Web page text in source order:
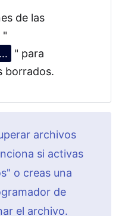
de las
"
" para
borrados.
archivos
si activas
o creas una
de
el archivo.